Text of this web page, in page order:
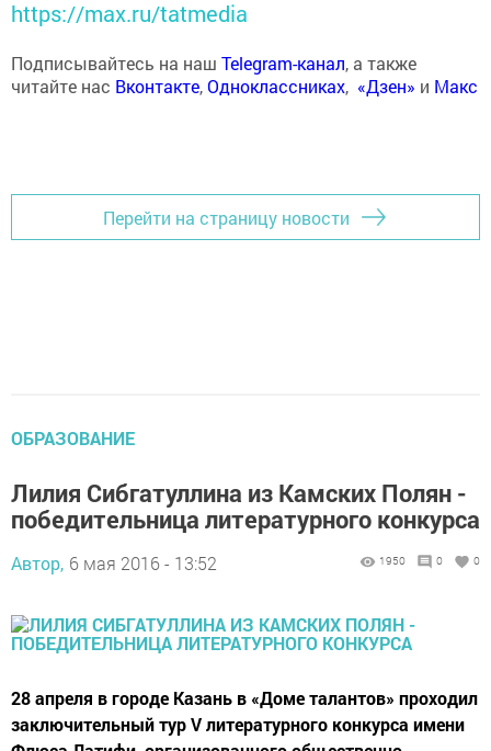
https://max.ru/tatmedia
Подписывайтесь на наш Telegram-канал, а также
читайте нас Вконтакте,Одноклассниках, «Дзен» и Макс
Перейти на страницу новости
ОБРАЗОВАНИЕ
Лилия Сибгатуллина из Камских Полян -
победительница литературного конкурса
Автор, 6 мая 2016 - 13:52 1950 0 0
28 апреля в городе Казань в «Доме талантов» проходил
заключительный тур V литературного конкурса имени